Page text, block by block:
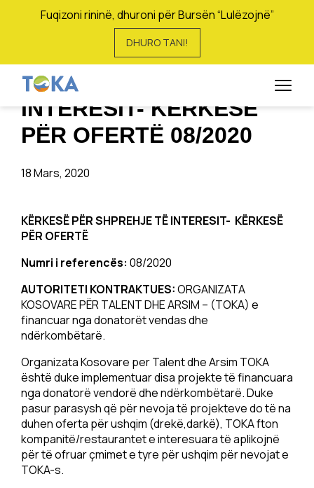
Fuqizoni rininë, dhuroni për Bursën “Lulëzojnë”
DHURO TANI!
KËRKESË PËR
SHPREHJE TË
INTERESIT- KËRKESË
PËR OFERTË 08/2020
18 Mars, 2020
KËRKESË PËR SHPREHJE TË INTERESIT- KËRKESË
PËR OFERTË
Numri i referencës: 08/2020
AUTORITETI KONTRAKTUES:ORGANIZATA
KOSOVARE PËR TALENT DHE ARSIM – (TOKA) e
financuar nga donatorët vendas dhe
ndërkombëtarë.
Organizata Kosovare per Talent dhe Arsim TOKA
është duke implementuar disa projekte të financuara
nga donatorë vendorë dhe ndërkombëtarë. Duke
pasur parasysh që për nevoja të projekteve do të na
duhen oferta për ushqim (drekë,darkë), TOKA fton
kompanitë/restaurantet e interesuara të aplikojnë
për të ofruar çmimet e tyre për ushqim për nevojat e
TOKA-s.